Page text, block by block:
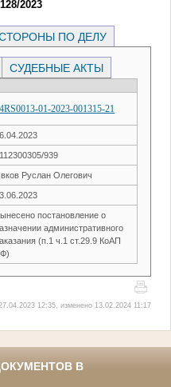
2023
ПО ДЕЛУ
СУДЕБНЫЕ АКТЫ
01-2023-001315-21
939
Руслан Олегович
постановление о
административного
(п.1 ч.1 ст.29.9 КоАП
12:35, изменено 13.02.2024 11:17
В